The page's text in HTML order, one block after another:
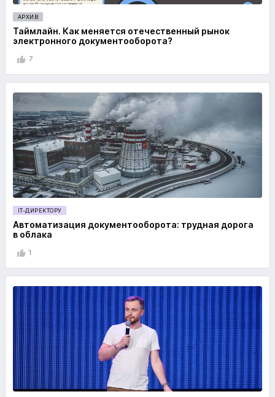
АРХИВ
Таймлайн. Как меняется отечественный рынок
электронного документооборота?
7
IT-ДИРЕКТОРУ
Автоматизация документооборота: трудная дорога
в облака
1